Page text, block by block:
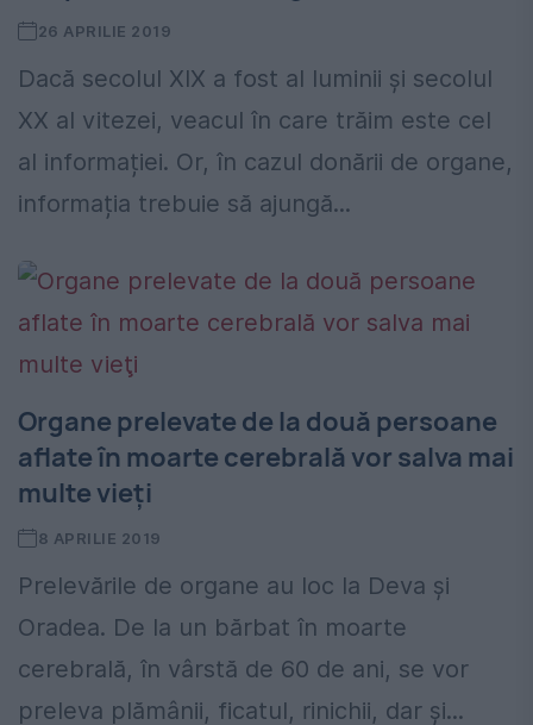
26 APRILIE 2019
Dacă secolul XIX a fost al luminii și secolul
XX al vitezei, veacul în care trăim este cel
al informației. Or, în cazul donării de organe,
informația trebuie să ajungă...
Organe prelevate de la două persoane
aflate în moarte cerebrală vor salva mai
multe vieţi
8 APRILIE 2019
Prelevările de organe au loc la Deva și
Oradea. De la un bărbat în moarte
cerebrală, în vârstă de 60 de ani, se vor
preleva plămânii, ficatul, rinichii, dar şi...